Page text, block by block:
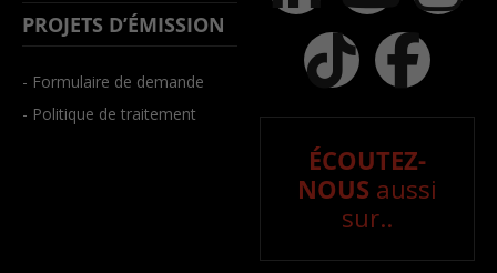
PROJETS D’ÉMISSION
- Formulaire de demande
- Politique de traitement
ÉCOUTEZ-
NOUS aussi
sur..